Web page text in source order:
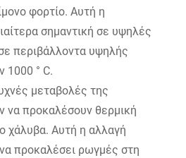
φορτίο. Αυτή η
σημαντική σε υψηλές
περιβάλλοντα υψηλής
1000 ° C.
μεταβολές της
να προκαλέσουν θερμική
χάλυβα. Αυτή η αλλαγή
προκαλέσει ρωγμές στη